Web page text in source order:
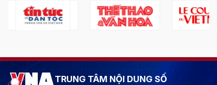
TRUNG TÂM NỘI DUNG SỐ